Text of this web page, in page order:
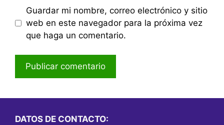
Guardar mi nombre, correo electrónico y sitio
web en este navegador para la próxima vez
que haga un comentario.
DATOS DE CONTACTO: